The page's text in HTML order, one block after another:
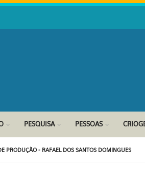
PESQUISA PESSOAS
PRODUÇÃO - RAFAEL DOS SANTOS DOMINGUES